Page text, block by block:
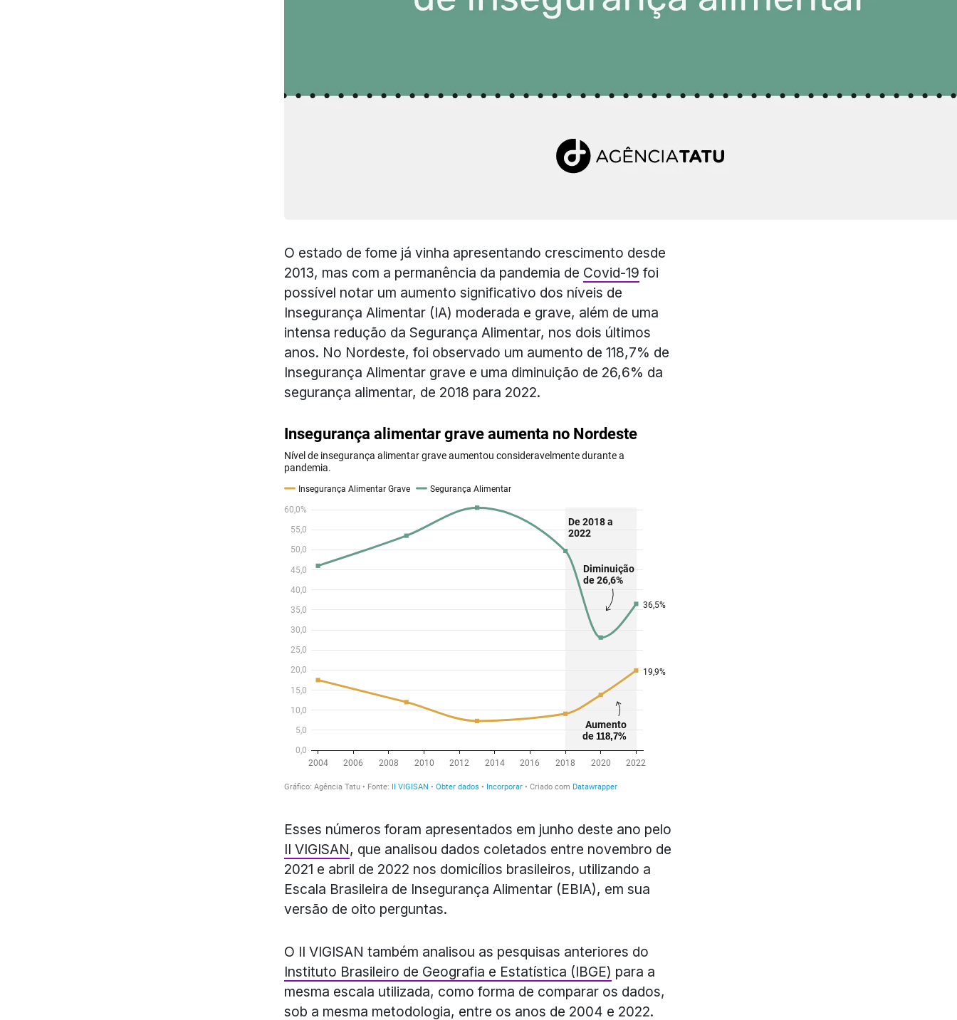
O estado de fome já vinha apresentando crescimento desde
2013, mas com a permanência da pandemia de Covid-19 foi
possível notar um aumento significativo dos níveis de
Insegurança Alimentar (IA) moderada e grave, além de uma
intensa redução da Segurança Alimentar, nos dois últimos
anos. No Nordeste, foi observado um aumento de 118,7% de
Insegurança Alimentar grave e uma diminuição de 26,6% da
segurança alimentar, de 2018 para 2022.
Esses números foram apresentados em junho deste ano pelo
II VIGISAN, que analisou dados coletados entre novembro de
2021 e abril de 2022 nos domicílios brasileiros, utilizando a
Escala Brasileira de Insegurança Alimentar (EBIA), em sua
versão de oito perguntas.
O II VIGISAN também analisou as pesquisas anteriores do
Instituto Brasileiro de Geografia e Estatística (IBGE) para a
mesma escala utilizada, como forma de comparar os dados,
sob a mesma metodologia, entre os anos de 2004 e 2022.